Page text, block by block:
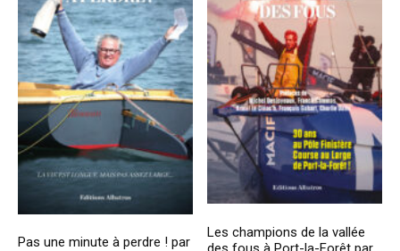
Pas une minute à perdre ! par
Les champions de la vallée